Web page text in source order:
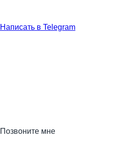
Написать в Telegram
Позвоните мне